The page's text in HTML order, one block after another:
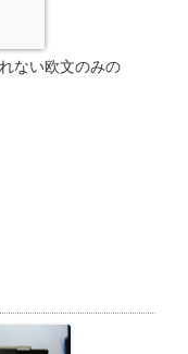
ない欧文のみの